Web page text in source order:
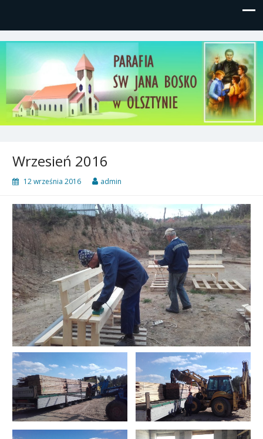
Parafia św, Jana Bosko w
Olsztynie
Gutkowo, ul. Żółkiewskiego 1
Wrzesień 2016
12 września 2016 admin